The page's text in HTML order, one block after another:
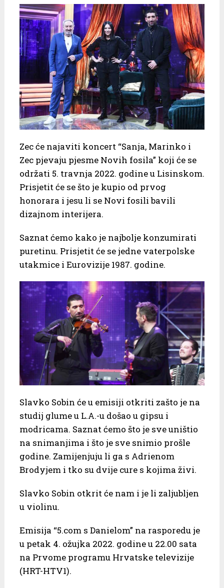
Zec će najaviti koncert “Sanja, Marinko i
Zec pjevaju pjesme Novih fosila” koji će se
održati 5. travnja 2022. godine u Lisinskom.
Prisjetit će se što je kupio od prvog
honorara i jesu li se Novi fosili bavili
dizajnom interijera.
Saznat ćemo kako je najbolje konzumirati
puretinu. Prisjetit će se jedne vaterpolske
utakmice i Eurovizije 1987. godine.
Slavko Sobin će u emisiji otkriti zašto je na
studij glume u L.A.-u došao u gipsu i
modricama. Saznat ćemo što je sve uništio
na snimanjima i što je sve snimio prošle
godine. Zamijenjuju li ga s Adrienom
Brodyjem i tko su dvije cure s kojima živi.
Slavko Sobin otkrit će nam i je li zaljubljen
u violinu.
Emisija “5.com s Danielom” na rasporedu je
u petak 4. ožujka 2022. godine u 22.00 sata
na Prvome programu Hrvatske televizije
(HRT-HTV1).